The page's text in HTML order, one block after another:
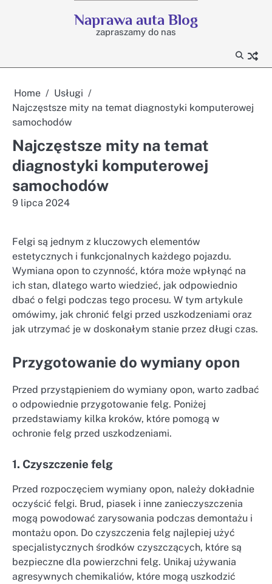
Naprawa auta Blog
zapraszamy do nas
Home
Usługi
Najczęstsze mity na temat diagnostyki komputerowej
samochodów
Najczęstsze mity na temat
diagnostyki komputerowej
samochodów
9 lipca 2024
Felgi są jednym z kluczowych elementów
estetycznych i funkcjonalnych każdego pojazdu.
Wymiana opon to czynność, która może wpłynąć na
ich stan, dlatego warto wiedzieć, jak odpowiednio
dbać o felgi podczas tego procesu. W tym artykule
omówimy, jak chronić felgi przed uszkodzeniami oraz
jak utrzymać je w doskonałym stanie przez długi czas.
Przygotowanie do wymiany opon
Przed przystąpieniem do wymiany opon, warto zadbać
o odpowiednie przygotowanie felg. Poniżej
przedstawiamy kilka kroków, które pomogą w
ochronie felg przed uszkodzeniami.
1. Czyszczenie felg
Przed rozpoczęciem wymiany opon, należy dokładnie
oczyścić felgi. Brud, piasek i inne zanieczyszczenia
mogą powodować zarysowania podczas demontażu i
montażu opon. Do czyszczenia felg najlepiej użyć
specjalistycznych środków czyszczących, które są
bezpieczne dla powierzchni felg. Unikaj używania
agresywnych chemikaliów, które mogą uszkodzić